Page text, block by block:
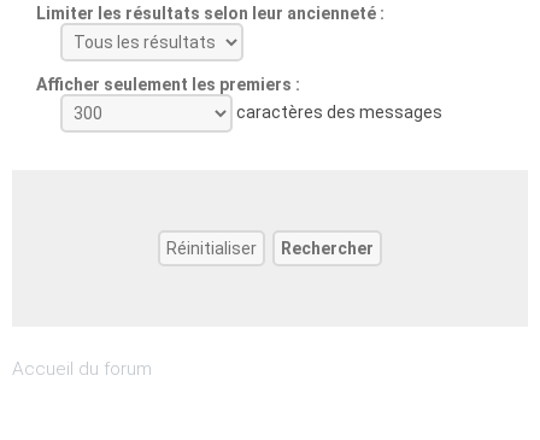
Limiter les résultats selon leur ancienneté :
Afficher seulement les premiers :
caractères des messages
Accueil du forum